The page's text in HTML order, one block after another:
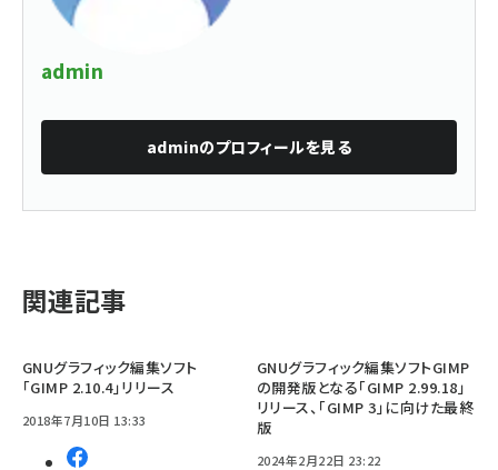
admin
adminのプロフィールを見る
関連記事
GNUグラフィック編集ソフト
「GIMP 2.10.4」リリース
2018年7月10日 13:33
GNUグラフィック編集ソフトGIMP
の開発版となる「GIMP 2.99.18」
リリース、「GIMP 3」に向けた最終
版
2024年2月22日 23:22